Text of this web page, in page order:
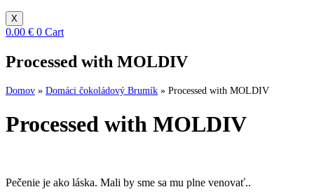
X
0.00 € 0 Cart
Processed with MOLDIV
Domov » Domáci čokoládový Brumík » Processed with MOLDIV
Processed with MOLDIV
Pečenie je ako láska. Mali by sme sa mu plne venovať..